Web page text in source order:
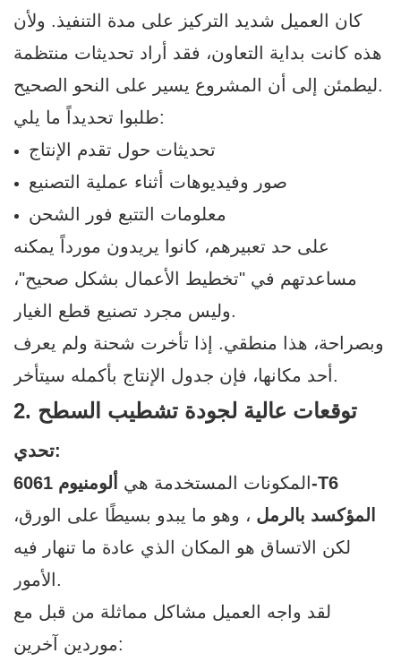
كان العميل شديد التركيز على مدة التنفيذ. ولأن
هذه كانت بداية التعاون، فقد أراد تحديثات منتظمة
ليطمئن إلى أن المشروع يسير على النحو الصحيح.
طلبوا تحديداً ما يلي:
تحديثات حول تقدم الإنتاج
صور وفيديوهات أثناء عملية التصنيع
معلومات التتبع فور الشحن
على حد تعبيرهم، كانوا يريدون مورداً يمكنه
مساعدتهم في "تخطيط الأعمال بشكل صحيح"،
وليس مجرد تصنيع قطع الغيار.
وبصراحة، هذا منطقي. إذا تأخرت شحنة ولم يعرف
أحد مكانها، فإن جدول الإنتاج بأكمله سيتأخر.
2. توقعات عالية لجودة تشطيب السطح
تحدي:
المكونات المستخدمة هي
ألومنيوم 6061-T6
المؤكسد بالرمل ، وهو ما يبدو بسيطًا على الورق،
لكن الاتساق هو المكان الذي عادة ما تنهار فيه
الأمور.
لقد واجه العميل مشاكل مماثلة من قبل مع
موردين آخرين: